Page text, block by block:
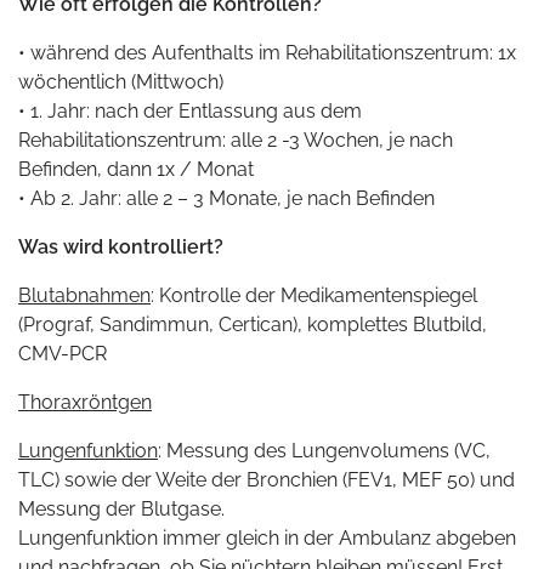
• während des Aufenthalts im Rehabilitationszentrum: 1x
wöchentlich (Mittwoch)
• 1. Jahr: nach der Entlassung aus dem
Rehabilitationszentrum: alle 2 -3 Wochen, je nach
Befinden, dann 1x / Monat
• Ab 2. Jahr: alle 2 – 3 Monate, je nach Befinden
Was wird kontrolliert?
Blutabnahmen: Kontrolle der Medikamentenspiegel
(Prograf, Sandimmun, Certican), komplettes Blutbild,
CMV-PCR
Thoraxröntgen
Lungenfunktion: Messung des Lungenvolumens (VC,
TLC) sowie der Weite der Bronchien (FEV1, MEF 50) und
Messung der Blutgase.
Lungenfunktion immer gleich in der Ambulanz abgeben